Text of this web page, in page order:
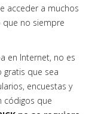
acceder a muchos
que no siempre
en Internet, no es
gratis que sea
encuestas y
códigos que